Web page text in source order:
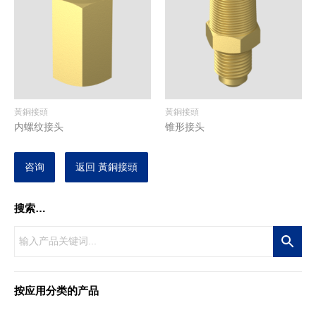
搜索…
按应用分类的产品
黃銅接頭
内螺纹接头
黃銅接頭
锥形接头
咨询 返回 黃銅接頭